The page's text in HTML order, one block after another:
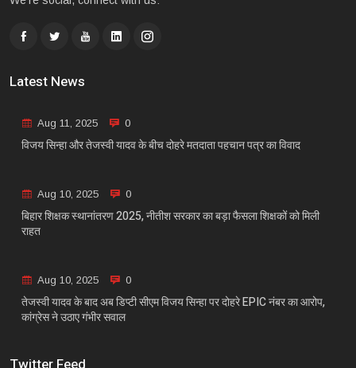
Latest News
Aug 11, 2025 0
विजय सिन्हा और तेजस्वी यादव के बीच दोहरे मतदाता पहचान पत्र का विवाद
Aug 10, 2025 0
बिहार शिक्षक स्थानांतरण 2025, नीतीश सरकार का बड़ा फैसला शिक्षकों को मिली
राहत
Aug 10, 2025 0
तेजस्वी यादव के बाद अब डिप्टी सीएम विजय सिन्हा पर दोहरे EPIC नंबर का आरोप,
कांग्रेस ने उठाए गंभीर सवाल